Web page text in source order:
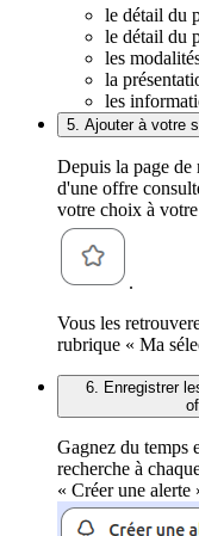
le détail du
le détail du
les
la
les
5. Ajouter à votre
Depuis la page de
d'une offre
votre choix à
.
Vous les
rubrique « Ma
6. Enregistrer
Gagnez du temps
recherche à
« Créer une alerte